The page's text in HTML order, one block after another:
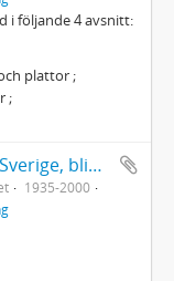
i följande 4 avsnitt:
plattor ;
;
Volym B8. Medeltiden, Sverige, blindpressade avrivningar
1935-2000